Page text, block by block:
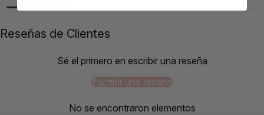
Reseñas de Clientes
Sé el primero en escribir una reseña
Escribir una reseña
No se encontraron elementos